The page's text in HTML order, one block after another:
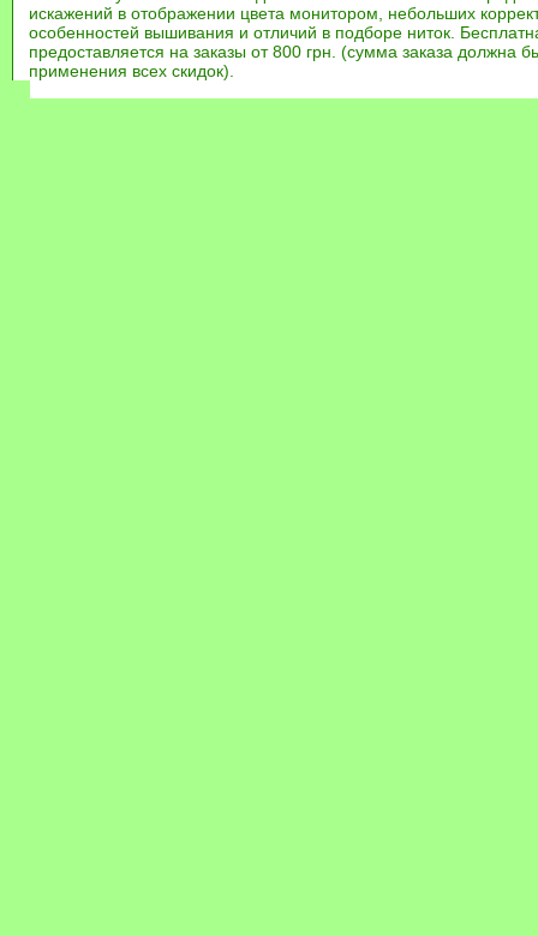
искажений в отображении цвета монитором, небольших
особенностей вышивания и отличий в подборе ниток.
предоставляется на заказы от 800 грн. (сумма заказа должна
применения всех скидок).